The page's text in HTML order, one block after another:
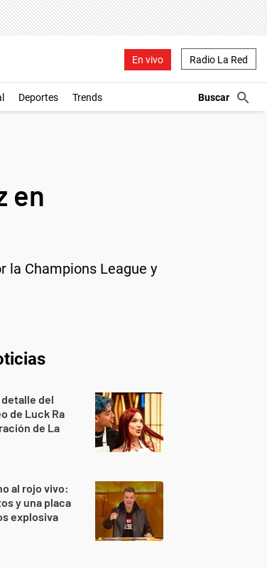
En vivo Radio La Red
Deportes Trends
en
la Champions League y
del
de Luck Ra
de La
al rojo vivo:
y una placa
explosiva